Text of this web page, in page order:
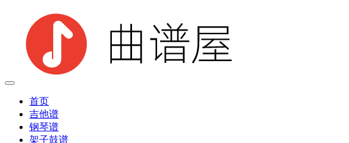
首页
吉他谱
钢琴谱
架子鼓谱